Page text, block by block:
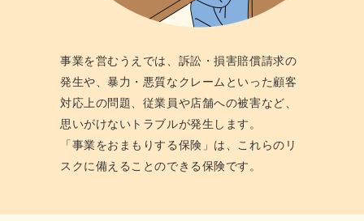
事業を営むうえでは、訴訟・損害賠償請求の
発⽣や、暴⼒・悪質なクレームといった顧客
対応上の問題、従業員や店舗への被害など、
思いがけないトラブルが発⽣します。
「事業をおまもりする保険」は、これらのリ
スクに備えることのできる保険です。